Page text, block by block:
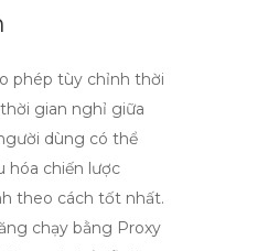
phép tùy chỉnh thời
gian nghỉ giữa
dùng có thể
hóa chiến lược
theo cách tốt nhất.
chạy bằng Proxy